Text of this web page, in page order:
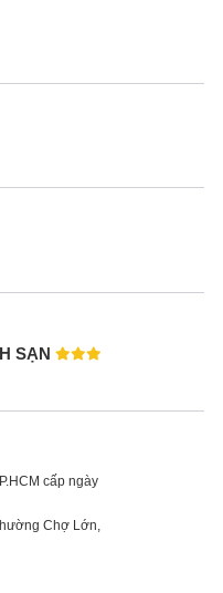
SẠN
cấp ngày
Chợ Lớn,